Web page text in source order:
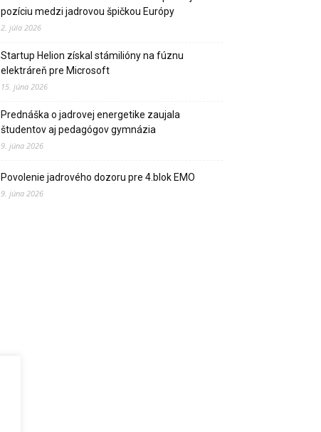
pozíciu medzi jadrovou špičkou Európy
2. júla 2026
Startup Helion získal stámilióny na fúznu
elektráreň pre Microsoft
15. júna 2026
Prednáška o jadrovej energetike zaujala
študentov aj pedagógov gymnázia
9. júna 2026
Povolenie jadrového dozoru pre 4.blok EMO
9. júna 2026